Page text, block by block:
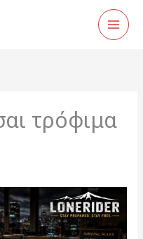
τρόφιμα